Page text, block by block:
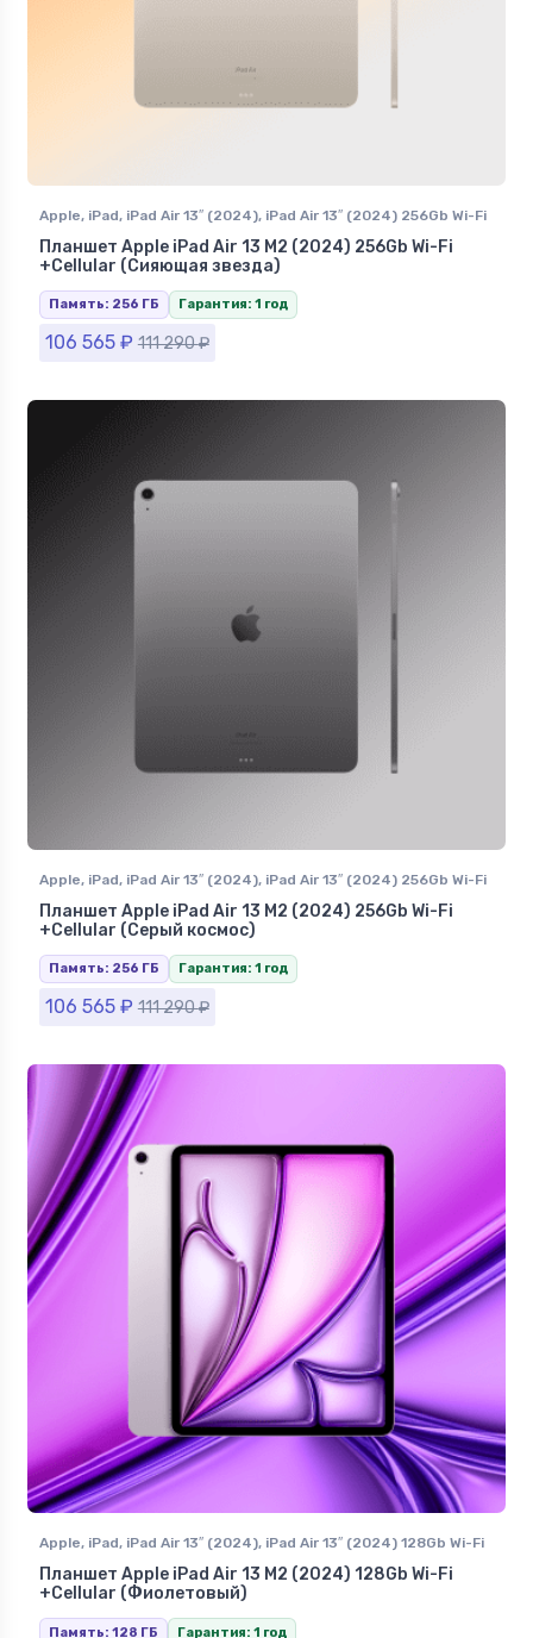
Apple, iPad, iPad Air 13″ (2024), iPad Air 13″ (2024) 256Gb Wi-Fi
+Сellular
Планшет Apple iPad Air 13 M2 (2024) 256Gb Wi-Fi
+Сellular (Сияющая звезда)
Память: 256 ГБ Гарантия: 1 год
106 565 ₽ 111 290₽
Apple, iPad, iPad Air 13″ (2024), iPad Air 13″ (2024) 256Gb Wi-Fi
+Сellular
Планшет Apple iPad Air 13 M2 (2024) 256Gb Wi-Fi
+Сellular (Серый космос)
Память: 256 ГБ Гарантия: 1 год
106 565 ₽ 111 290₽
Apple, iPad, iPad Air 13″ (2024), iPad Air 13″ (2024) 128Gb Wi-Fi
+Сellular
Планшет Apple iPad Air 13 M2 (2024) 128Gb Wi-Fi
+Сellular (Фиолетовый)
Память: 128 ГБ Гарантия: 1 год